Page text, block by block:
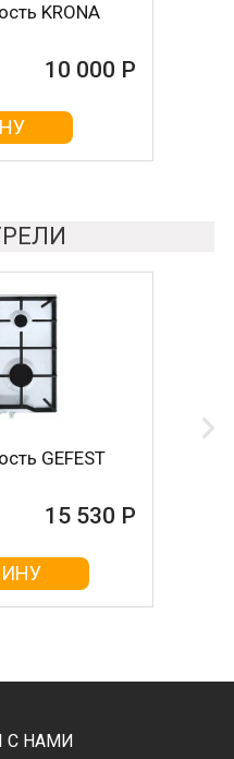
KRONA
10 000 Р
KRONA
10 000 Р
GEFEST
15 530 Р
С НАМИ